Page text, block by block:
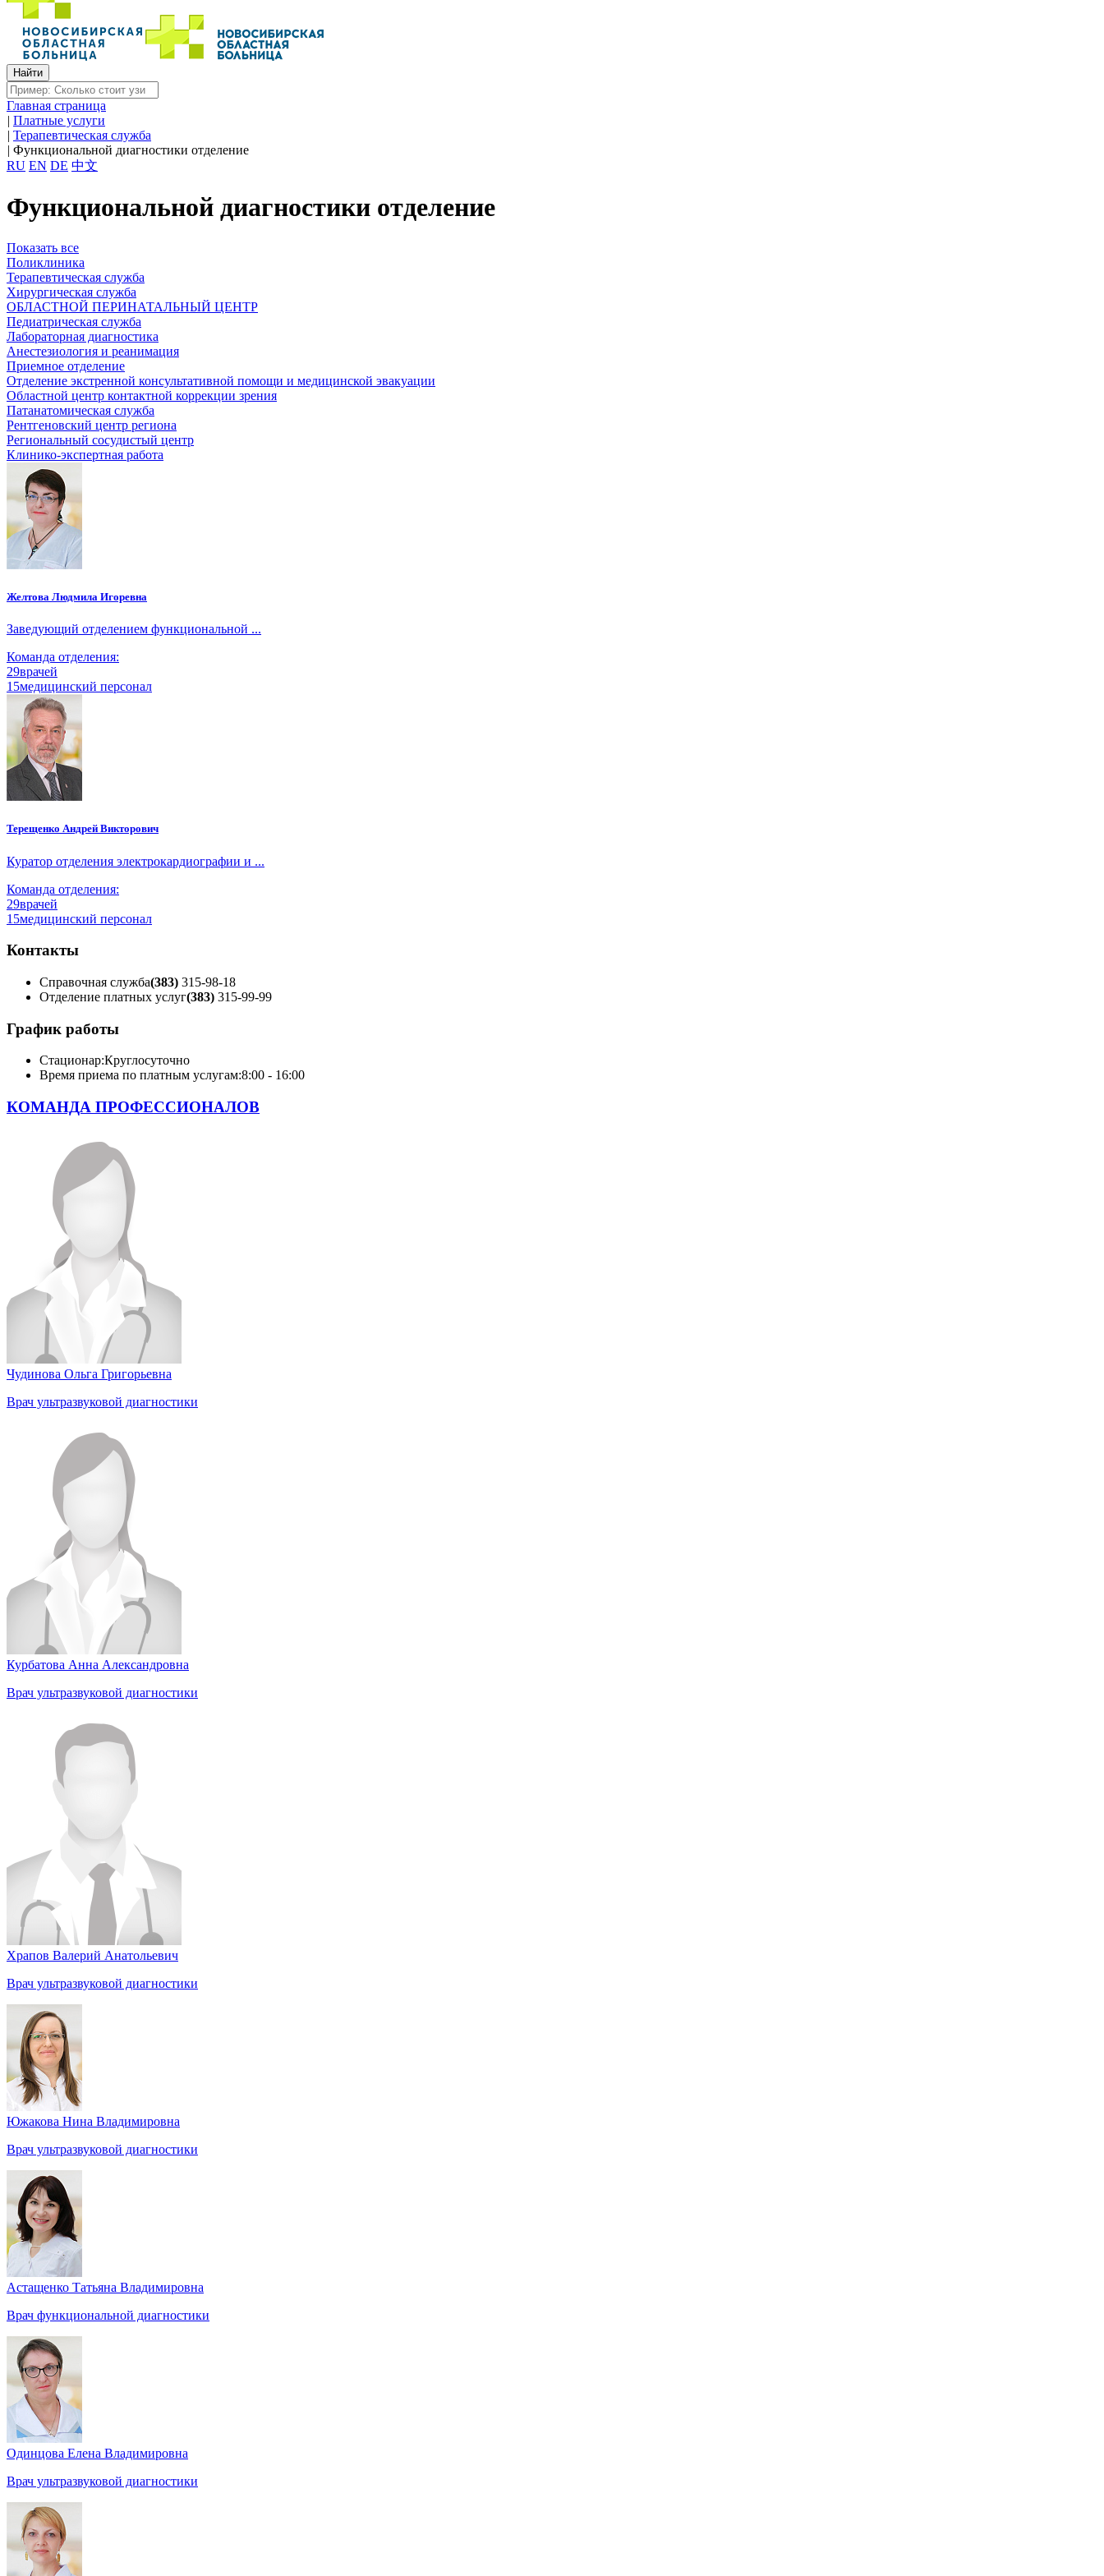
Главная страница
| Платные услуги
| Терапевтическая служба
| Функциональной диагностики отделение
RU EN DE 中文
Функциональной диагностики отделение
Показать все
Поликлиника
Терапевтическая служба
Хирургическая служба
ОБЛАСТНОЙ ПЕРИНАТАЛЬНЫЙ ЦЕНТР
Педиатрическая служба
Лабораторная диагностика
Анестезиология и реанимация
Приемное отделение
Отделение экстренной консультативной помощи и медицинской эвакуации
Областной центр контактной коррекции зрения
Патанатомическая служба
Рентгеновский центр региона
Региональный сосудистый центр
Клинико-экспертная работа
Желтова Людмила Игоревна
Заведующий отделением функциональной ...
Команда отделения:
29врачей
15медицинский персонал
Терещенко Андрей Викторович
Куратор отделения электрокардиографии и ...
Команда отделения:
29врачей
15медицинский персонал
Контакты
Справочная служба(383) 315-98-18
Отделение платных услуг(383) 315-99-99
График работы
Стационар:Круглосуточно
Время приема по платным услугам:8:00 - 16:00
КОМАНДА ПРОФЕССИОНАЛОВ
Чудинова Ольга Григорьевна
Врач ультразвуковой диагностики
Курбатова Анна Александровна
Врач ультразвуковой диагностики
Храпов Валерий Анатольевич
Врач ультразвуковой диагностики
Южакова Нина Владимировна
Врач ультразвуковой диагностики
Астащенко Татьяна Владимировна
Врач функциональной диагностики
Одинцова Елена Владимировна
Врач ультразвуковой диагностики